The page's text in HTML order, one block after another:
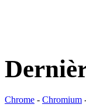
Chrome - Chromium